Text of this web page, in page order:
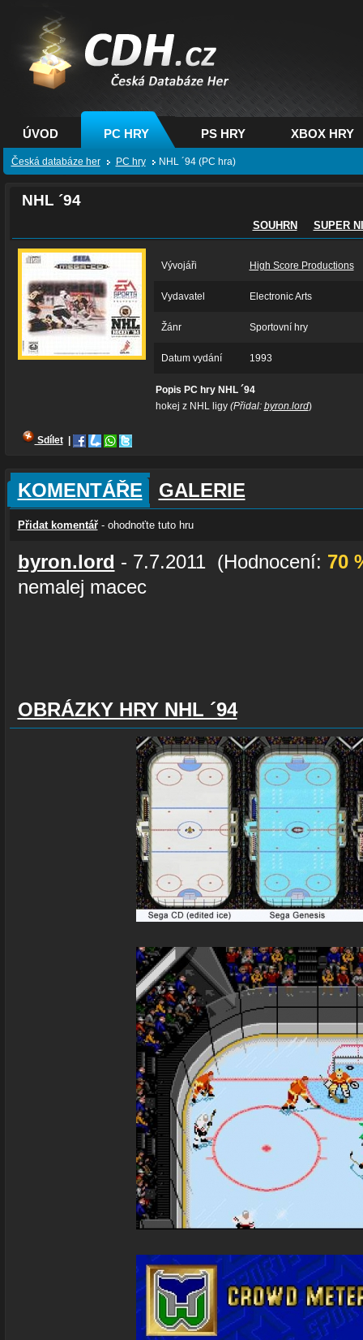
CDH.cz - hry na PC,
PS, XBOX - Česká
databáze her
ÚVOD PC HRY PS HRY XBOX HRY
Česká databáze her PC hry NHL ´94 (PC hra)
NHL ´94
SOUHRN SUPER
Vývojáři High Score Productions
Vydavatel Electronic Arts
Žánr Sportovní hry
Datum vydání 1993
Popis PC hry NHL ´94
hokej z NHL ligy(Přidal: byron.lord)
Sdílet
KOMENTÁŘE GALERIE
Přidat komentář- ohodnoťte tuto hru
byron.lord - 7.7.2011 (Hodnocení: 70
nemalej macec
OBRÁZKY HRY NHL ´94